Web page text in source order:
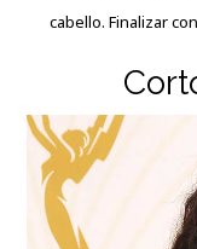
cabello. Finalizar